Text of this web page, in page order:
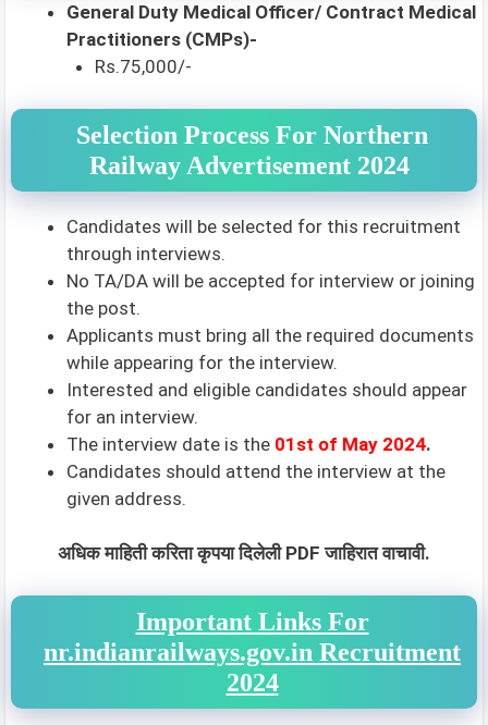
General Duty Medical Officer/ Contract Medical
Practitioners (CMPs)-
Rs.75,000/-
Selection Process For Northern
Railway Advertisement 2024
Candidates will be selected for this recruitment
through interviews.
No TA/DA will be accepted for interview or joining
the post.
Applicants must bring all the required documents
while appearing for the interview.
Interested and eligible candidates should appear
for an interview.
The interview date is the 01st of May 2024.
Candidates should attend the interview at the
given address.
अधिक माहिती करिता कृपया दिलेली PDF जाहिरात वाचावी.
Important Links For
nr.indianrailways.gov.in Recruitment
2024